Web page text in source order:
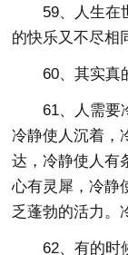
59、人生在
的快乐又不尽相
60、其实真
61、人需要
冷静使人沉着，
达，冷静使人有
心有灵犀，冷静
乏蓬勃的活力。
62、有的时